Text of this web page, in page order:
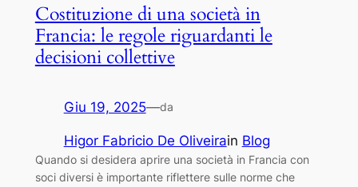
Costituzione di una società in
Francia: le regole riguardanti le
decisioni collettive
Giu 19, 2025—da
Higor Fabricio De Oliveirain Blog
Quando si desidera aprire una società in Francia con
soci diversi è importante riflettere sulle norme che